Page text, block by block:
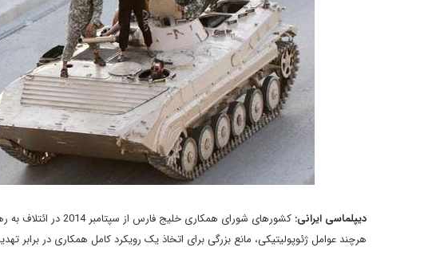
دیپلماسی ایرانی:
کشورهای شورای
هرچند عوامل ژئوپولیتیکی، مانع بزرگی برای اتخاذ یک رویکرد کامل همکاری در برابر